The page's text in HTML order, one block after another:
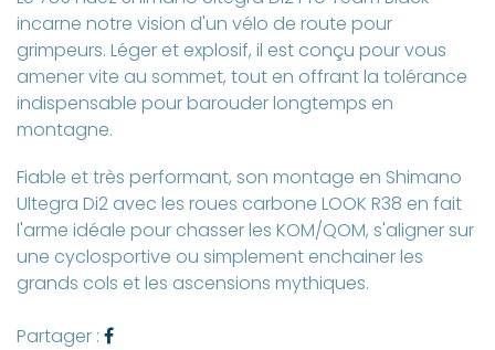
incarne notre vision d'un vélo de route pour
grimpeurs. Léger et explosif, il est conçu pour vous
amener vite au sommet, tout en offrant la tolérance
indispensable pour barouder longtemps en
montagne.
Fiable et très performant, son montage en Shimano
Ultegra Di2 avec les roues carbone LOOK R38 en fait
l'arme idéale pour chasser les KOM/QOM, s'aligner sur
une cyclosportive ou simplement enchainer les
grands cols et les ascensions mythiques.
Partager :